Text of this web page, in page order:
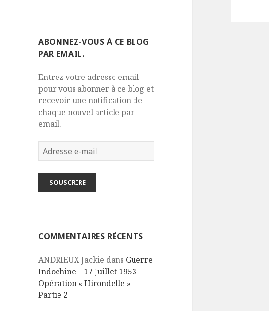
ABONNEZ-VOUS À CE BLOG
PAR EMAIL.
Entrez votre adresse email
pour vous abonner à ce blog et
recevoir une notification de
chaque nouvel article par
email.
Adresse
e-
mail
SOUSCRIRE
COMMENTAIRES RÉCENTS
ANDRIEUX Jackie dans Guerre
Indochine – 17 Juillet 1953
Opération « Hirondelle »
Partie 2